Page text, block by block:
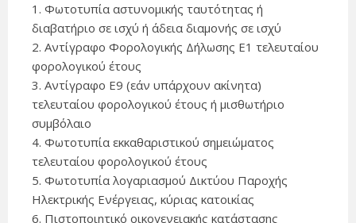
1. Φωτοτυπία αστυνομικής ταυτότητας ή
διαβατήριο σε ισχύ ή άδεια διαμονής σε ισχύ
2. Αντίγραφο Φορολογικής Δήλωσης Ε1 τελευταίου
φορολογικού έτους
3. Αντίγραφο Ε9 (εάν υπάρχουν ακίνητα)
τελευταίου φορολογικού έτους ή μισθωτήριο
συμβόλαιο
4. Φωτοτυπία εκκαθαριστικού σημειώματος
τελευταίου φορολογικού έτους
5. Φωτοτυπία λογαριασμού Δικτύου Παροχής
Ηλεκτρικής Ενέργειας, κύριας κατοικίας
6. Πιστοποιητικό οικογενειακής κατάστασης